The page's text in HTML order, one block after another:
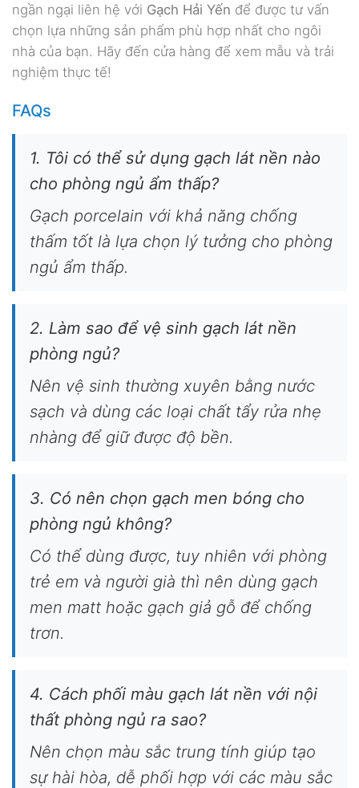
ngần ngại liên hệ với Gạch Hải Yến để được tư vấn
chọn lựa những sản phẩm phù hợp nhất cho ngôi
nhà của bạn. Hãy đến cửa hàng để xem mẫu và trải
nghiệm thực tế!
FAQs
1. Tôi có thể sử dụng gạch lát nền nào
cho phòng ngủ ẩm thấp?
Gạch porcelain với khả năng chống
thấm tốt là lựa chọn lý tưởng cho phòng
ngủ ẩm thấp.
2. Làm sao để vệ sinh gạch lát nền
phòng ngủ?
Nên vệ sinh thường xuyên bằng nước
sạch và dùng các loại chất tẩy rửa nhẹ
nhàng để giữ được độ bền.
3. Có nên chọn gạch men bóng cho
phòng ngủ không?
Có thể dùng được, tuy nhiên với phòng
trẻ em và người già thì nên dùng gạch
men matt hoặc gạch giả gỗ để chống
trơn.
4. Cách phối màu gạch lát nền với nội
thất phòng ngủ ra sao?
Nên chọn màu sắc trung tính giúp tạo
sự hài hòa, dễ phối hợp với các màu sắc